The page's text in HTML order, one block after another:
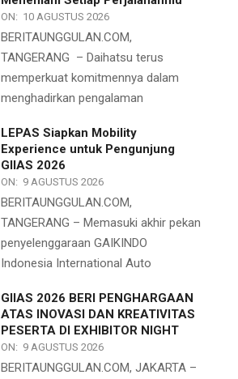
ON: 10 AGUSTUS 2026
BERITAUNGGULAN.COM,
TANGERANG – Daihatsu terus
memperkuat komitmennya dalam
menghadirkan pengalaman
LEPAS Siapkan Mobility
Experience untuk Pengunjung
GIIAS 2026
ON: 9 AGUSTUS 2026
BERITAUNGGULAN.COM,
TANGERANG – Memasuki akhir pekan
penyelenggaraan GAIKINDO
Indonesia International Auto
GIIAS 2026 BERI PENGHARGAAN
ATAS INOVASI DAN KREATIVITAS
PESERTA DI EXHIBITOR NIGHT
ON: 9 AGUSTUS 2026
BERITAUNGGULAN.COM, JAKARTA –